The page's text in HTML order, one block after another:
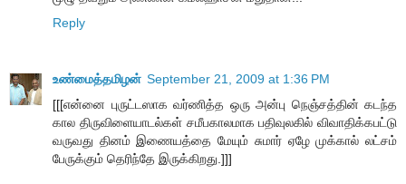
Reply
உண்மைத்தமிழன் September 21, 2009 at 1:36 PM
[[[என்னை புருட்டஸாக வர்ணித்த ஒரு அன்பு நெஞ்சத்தின் கடந்த
கால திருவிளையாடல்கள் சமீபகாலமாக பதிவுலகில் விவாதிக்கபட்டு
வருவது தினம் இணையத்தை மேயும் சுமார் ஏழே முக்கால் லட்சம்
பேருக்கும் தெரிந்தே இருக்கிறது.]]]